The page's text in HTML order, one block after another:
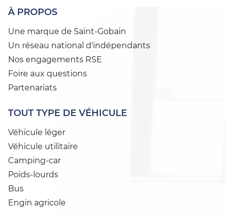
À PROPOS
Une marque de Saint-Gobain
Un réseau national d'indépendants
Nos engagements RSE
Foire aux questions
Partenariats
TOUT TYPE DE VÉHICULE
Véhicule léger
Véhicule utilitaire
Camping-car
Poids-lourds
Bus
Engin agricole